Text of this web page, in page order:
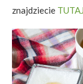
znajdziecie TUTAJ